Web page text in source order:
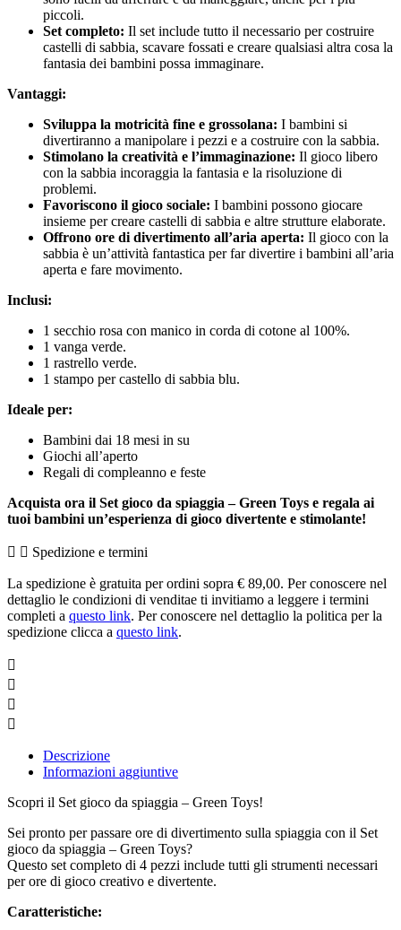
piccoli.
Set completo: Il set include tutto il necessario per costruire
castelli di sabbia, scavare fossati e creare qualsiasi altra cosa la
fantasia dei bambini possa immaginare.
Vantaggi:
Sviluppa la motricità fine e grossolana: I bambini si
divertiranno a manipolare i pezzi e a costruire con la sabbia.
Stimolano la creatività e l’immaginazione: Il gioco libero
con la sabbia incoraggia la fantasia e la risoluzione di
problemi.
Favoriscono il gioco sociale: I bambini possono giocare
insieme per creare castelli di sabbia e altre strutture elaborate.
Offrono ore di divertimento all’aria aperta: Il gioco con la
sabbia è un’attività fantastica per far divertire i bambini all’aria
aperta e fare movimento.
Inclusi:
1 secchio rosa con manico in corda di cotone al 100%.
1 vanga verde.
1 rastrello verde.
1 stampo per castello di sabbia blu.
Ideale per:
Bambini dai 18 mesi in su
Giochi all’aperto
Regali di compleanno e feste
Acquista ora il Set gioco da spiaggia – Green Toys e regala ai
tuoi bambini un’esperienza di gioco divertente e stimolante!
Spedizione e termini
La spedizione è gratuita per ordini sopra € 89,00. Per conoscere nel
dettaglio le condizioni di venditae ti invitiamo a leggere i termini
completi a questo link. Per conoscere nel dettaglio la politica per la
spedizione clicca a questo link.
Descrizione
Informazioni aggiuntive
Scopri il Set gioco da spiaggia – Green Toys!
Sei pronto per passare ore di divertimento sulla spiaggia con il Set
gioco da spiaggia – Green Toys?
Questo set completo di 4 pezzi include tutti gli strumenti necessari
per ore di gioco creativo e divertente.
Caratteristiche: